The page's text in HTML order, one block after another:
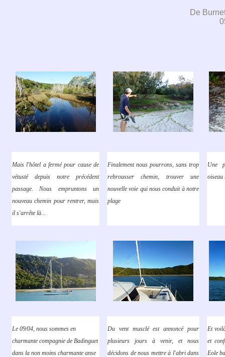
De
Mais l'hôtel a fermé pour cause de
vétusté depuis notre précédent
passage. Nous empruntons un
nouveau chemin pour rentrer, mais
il s'arrête là...
Finalement nous pourrons, sans trop
rebrousser chemin, trouver une
nouvelle voie qui nous conduit à notre
plage
Une
oiseau
Le 09/04, nous sommes en
charmante compagnie de Badinguet
dans la non moins charmante anse
Du vent musclé est annoncé pour
plusieurs jours à venir, et nous
décidons de nous mettre à l'abri dans
Et
et
Eole